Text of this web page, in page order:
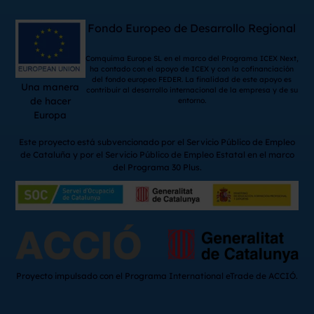
Una manera
de hacer
Europa
Fondo Europeo de Desarrollo Regional
Comquima Europe SL en el marco del Programa ICEX Next,
ha contado con el apoyo de ICEX y con la cofinanciación
del fondo europeo FEDER. La finalidad de este apoyo es
contribuir al desarrollo internacional de la empresa y de su
entorno.
Este proyecto está subvencionado por el Servicio Público de Empleo
de Cataluña y por el Servicio Público de Empleo Estatal en el marco
del Programa 30 Plus.
Proyecto impulsado con el Programa International eTrade de ACCIÓ.